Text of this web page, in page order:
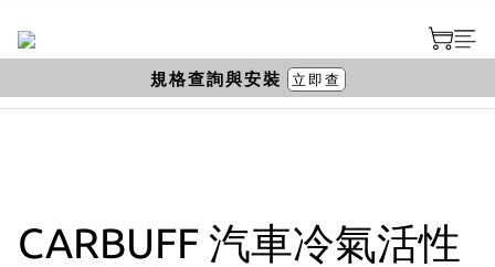
CARBUFF 汽車冷氣活性
規格查詢與安裝 立即查